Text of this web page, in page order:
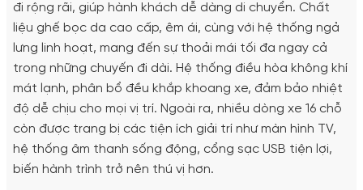
đi rộng rãi, giúp hành khách dễ dàng di chuyển. Chất
liệu ghế bọc da cao cấp, êm ái, cùng với hệ thống ngả
lưng linh hoạt, mang đến sự thoải mái tối đa ngay cả
trong những chuyến đi dài. Hệ thống điều hòa không khí
mát lạnh, phân bổ đều khắp khoang xe, đảm bảo nhiệt
độ dễ chịu cho mọi vị trí. Ngoài ra, nhiều dòng xe 16 chỗ
còn được trang bị các tiện ích giải trí như màn hình TV,
hệ thống âm thanh sống động, cổng sạc USB tiện lợi,
biến hành trình trở nên thú vị hơn.